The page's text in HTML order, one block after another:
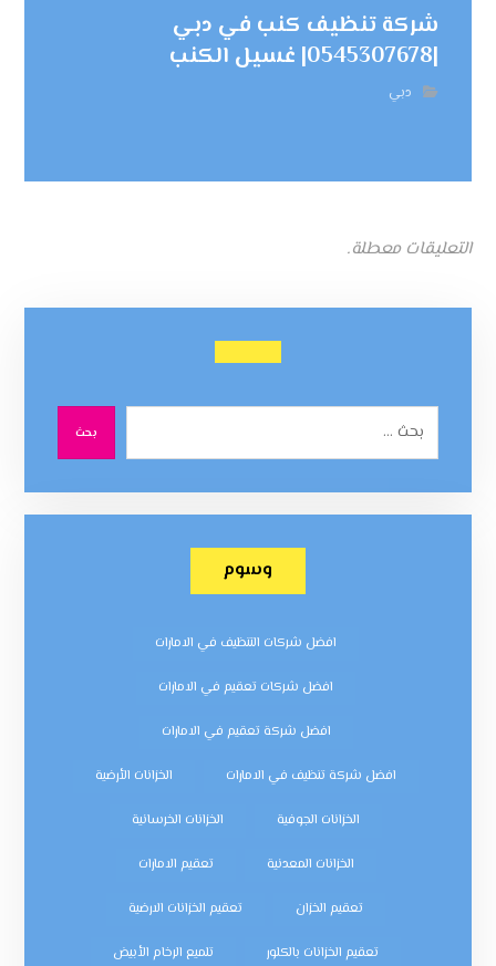
شركة تنظيف كنب في دبي
|0545307678| غسيل الكنب
دبي
التعليقات معطلة.
بحث
وسوم
افضل شركات التنظيف في الامارات
افضل شركات تعقيم في الامارات
افضل شركة تعقيم في الامارات
افضل شركة تنظيف في الامارات الخزانات الأرضية
الخزانات الجوفية الخزانات الخرسانية
الخزانات المعدنية تعقيم الامارات
تعقيم الخزان تعقيم الخزانات الارضية
تعقيم الخزانات بالكلور تلميع الرخام الأبيض